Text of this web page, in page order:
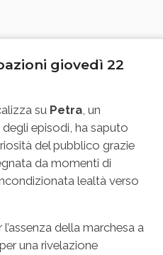
giovedì 22
su Petra, un
episodi, ha saputo
del pubblico grazie
da momenti di
lealtà verso
della marchesa a
una rivelazione